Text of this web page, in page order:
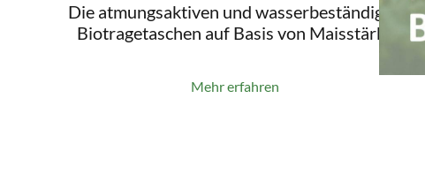
Die atmungsaktiven und wasserbeständigen
Biotragetaschen auf Basis von Maisstärke
Mehr erfahren